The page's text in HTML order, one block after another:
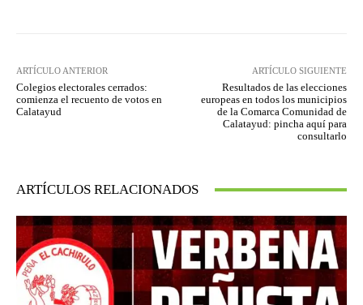
ARTÍCULO ANTERIOR
Colegios electorales cerrados:
comienza el recuento de votos en
Calatayud
ARTÍCULO SIGUIENTE
Resultados de las elecciones
europeas en todos los municipios
de la Comarca Comunidad de
Calatayud: pincha aquí para
consultarlo
ARTÍCULOS RELACIONADOS